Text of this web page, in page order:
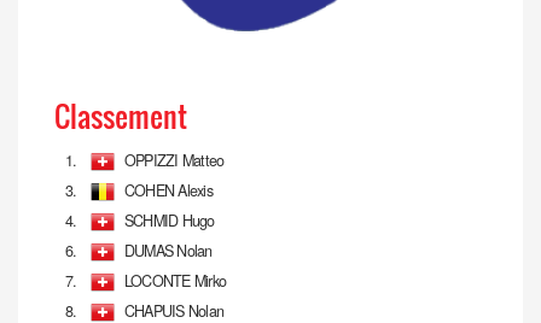
Classement
1.
OPPIZZI Matteo
3.
COHEN Alexis
4.
SCHMID Hugo
6.
DUMAS Nolan
7.
LOCONTE Mirko
8.
CHAPUIS Nolan